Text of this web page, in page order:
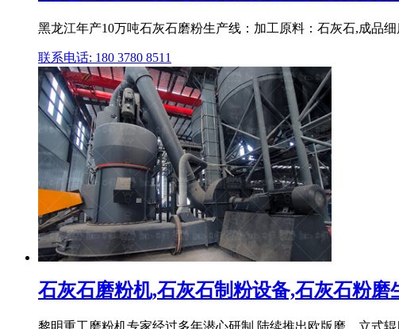
黑龙江年产10万吨石灰石磨粉生产线：加工原料：石灰石,成品
联系电话: 180 3780 8511
石灰石磨粉机,石灰石制粉设备,石灰石粉磨
黎明重工磨粉机专家经过多年潜心研制,陆续推出欧版磨、立式